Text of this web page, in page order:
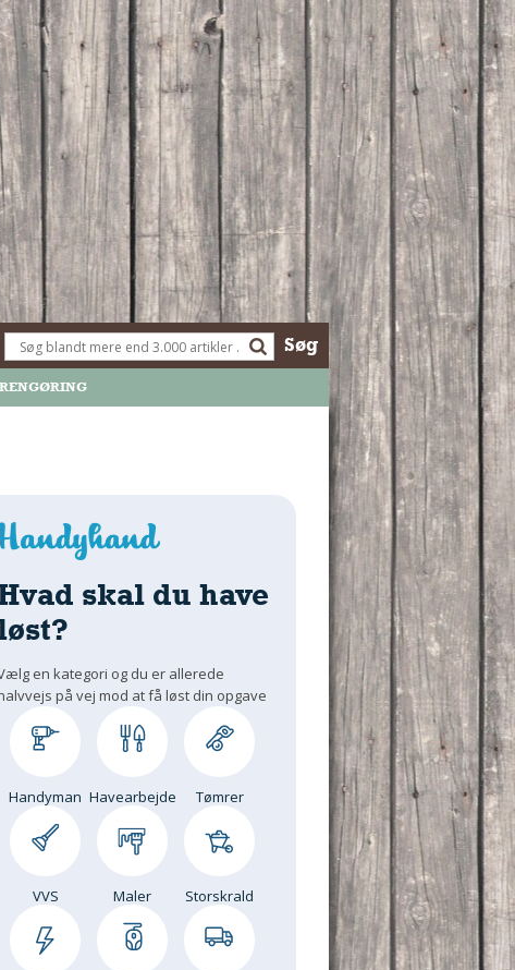
RENGØRING
Søg
skal du have
en kategori og du er allerede
på vej mod at få løst din opgave
Handyman Havearbejde Tømrer
VVS Maler Storskrald